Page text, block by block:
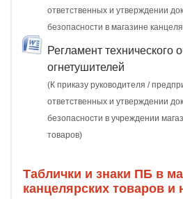
ответственных и утверждении
безопасности в магазине
Регламент технического
огнетушителей
(К приказу руководителя /
ответственных и утверждении
безопасности в учреждении
товаров)
Таблички и знаки ПБ в
канцелярских товаров и